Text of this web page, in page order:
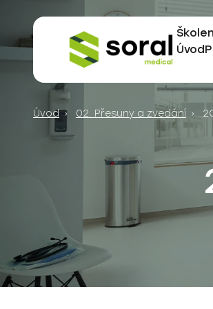
Specialisté
na
dodávky
do
zdravotnictví
1990
Úvod
Úvod 02. Přesuny a zvedání